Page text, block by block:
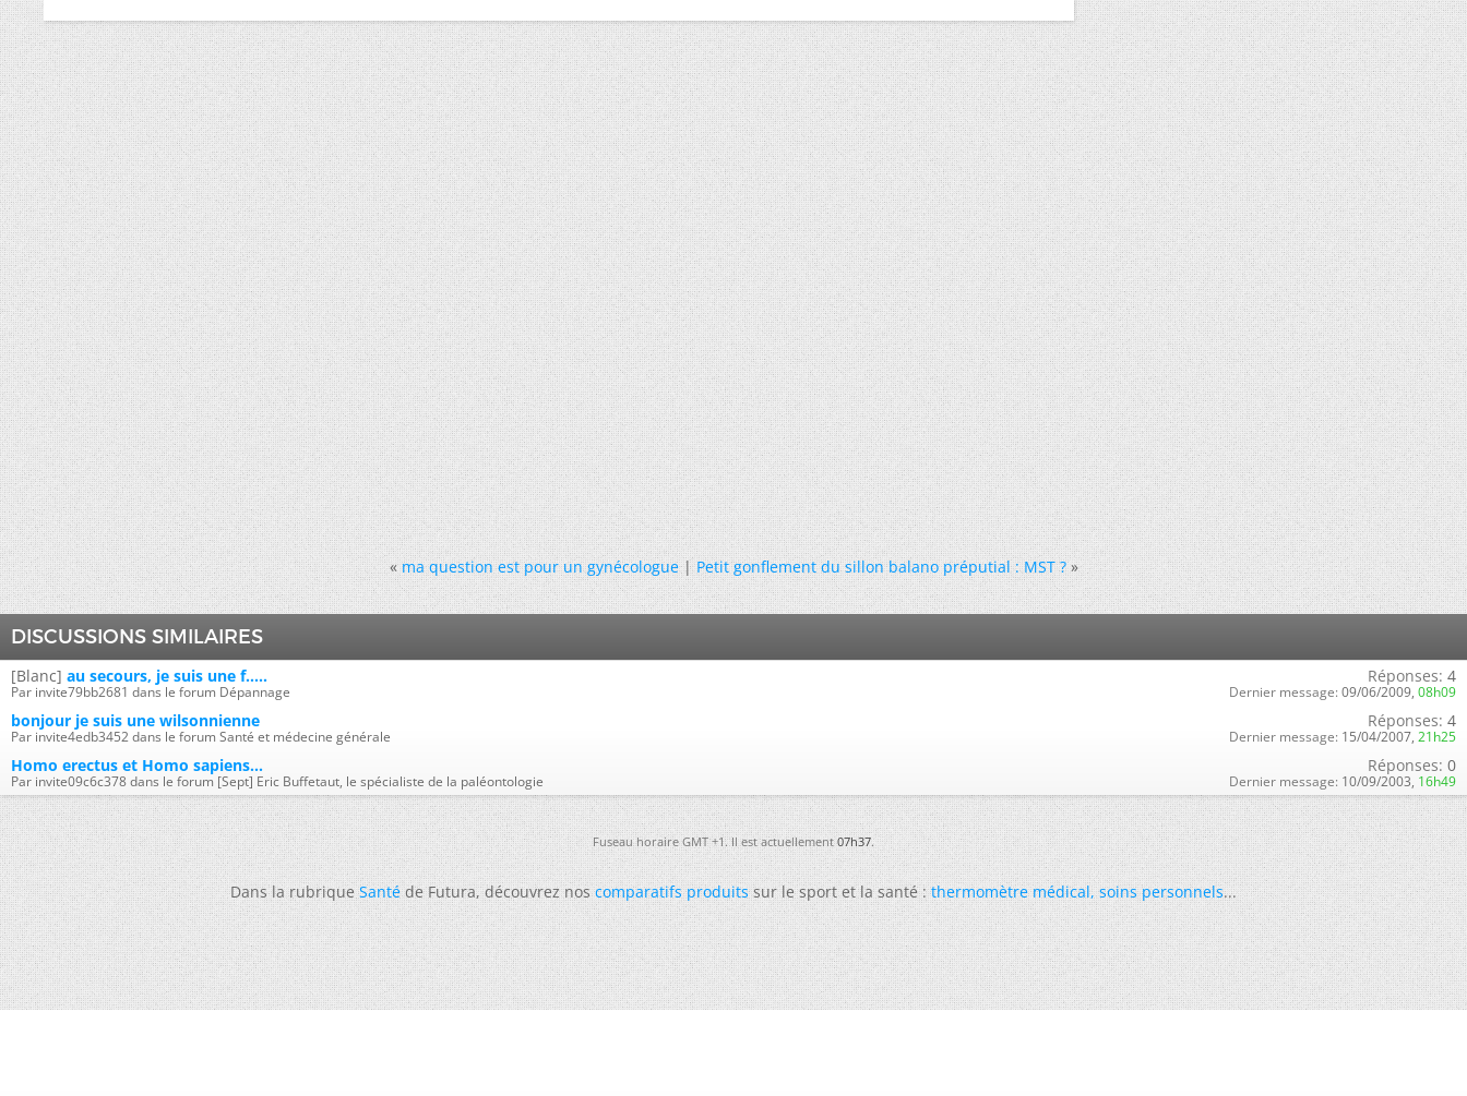
« ma question est pour un gynécologue|Petit gonflement du sillon balano préputial : MST ? »
DISCUSSIONS SIMILAIRES
[Blanc] au secours, je suis une f.....
Par invite79bb2681 dans le forum Dépannage
Réponses: 4
Dernier message: 09/06/2009, 08h09
bonjour je suis une wilsonnienne
Par invite4edb3452 dans le forum Santé et médecine générale
Réponses: 4
Dernier message: 15/04/2007, 21h25
Homo erectus et Homo sapiens...
Par invite09c6c378 dans le forum [Sept] Eric Buffetaut, le spécialiste de la paléontologie
Réponses: 0
Dernier message: 10/09/2003, 16h49
Fuseau horaire GMT +1. Il est actuellement07h37.
Dans la rubriqueSantéde Futura, découvrez noscomparatifs produitssur le sport et la santé :thermomètre médical,soins personnels...